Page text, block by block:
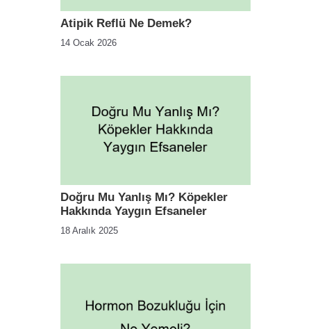
Atipik Reflü Ne Demek?
14 Ocak 2026
Doğru Mu Yanlış Mı? Köpekler
Hakkında Yaygın Efsaneler
18 Aralık 2025